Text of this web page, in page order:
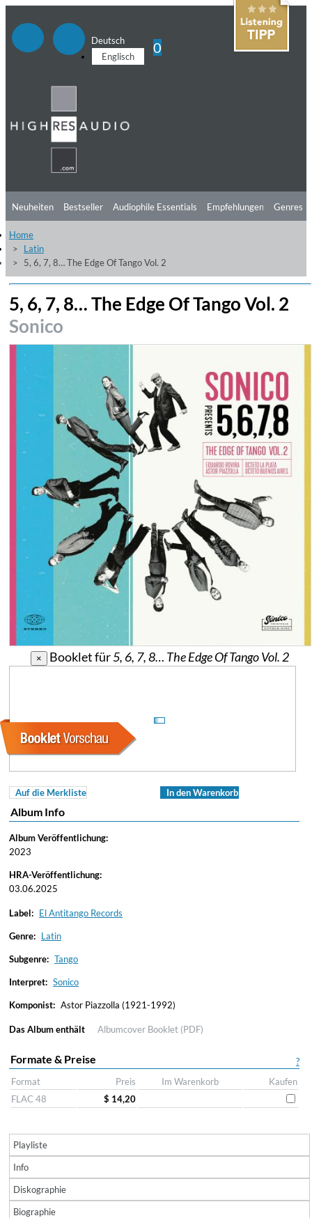
Deutsch
Englisch
0
Neuheiten Bestseller Audiophile Essentials Empfehlungen
Hörtipps
Videos
Genres
Home
Latin
5, 6, 7, 8… The Edge Of Tango Vol. 2
5, 6, 7, 8… The Edge Of Tango Vol. 2
Sonico
× Booklet für5, 6, 7, 8… The Edge Of Tango Vol. 2
Auf die Merkliste In den Warenkorb
Album Info
Album Veröffentlichung:
2023
HRA-Veröffentlichung:
03.06.2025
Label: El Antitango Records
Genre: Latin
Subgenre: Tango
Interpret: Sonico
Komponist: Astor Piazzolla (1921-1992)
Das Album enthält Albumcover Booklet (PDF)
?
Formate & Preise
Format Preis Im Warenkorb
Kaufen
FLAC 48
$ 14,20
Playliste
Info
Diskographie
Biographie